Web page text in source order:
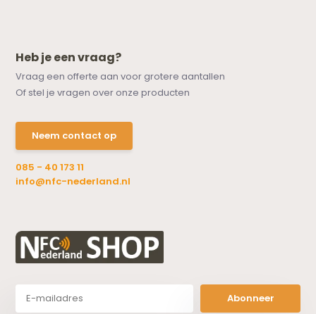
Heb je een vraag?
Vraag een offerte aan voor grotere aantallen
Of stel je vragen over onze producten
Neem contact op
085 - 40 173 11
info@nfc-nederland.nl
Abonneer